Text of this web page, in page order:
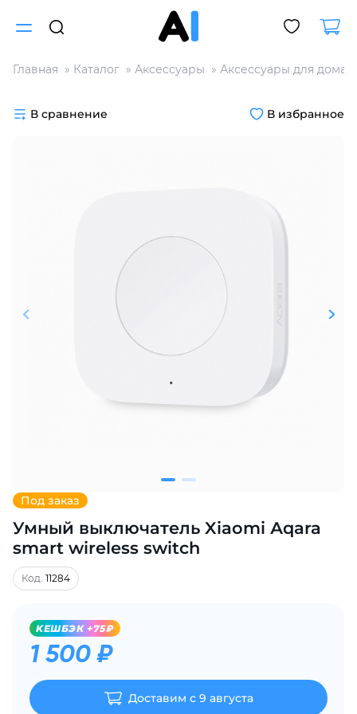
Главная Каталог Аксессуары Аксессуары для дома
Под заказ
Умный выключатель Xiaomi Аqara
smart wireless switch
Код: 11284
KЕШБЭК +75₽
1 500 ₽
Доставим с 9 августа
В сравнение В избранное
Разбейте
График платежей
25
Добавляйте товары
% картой любого банка
Получайте товар
выбранный способом
списываться
по25%каждые 2 недели
Подробнее